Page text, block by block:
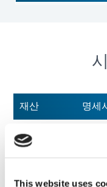
This website uses
재산 명세
최대 UVA
강
395 nm)¹